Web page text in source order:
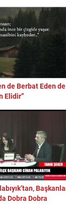
de Berbat Eden de
Elidir”
Dobra Dobra